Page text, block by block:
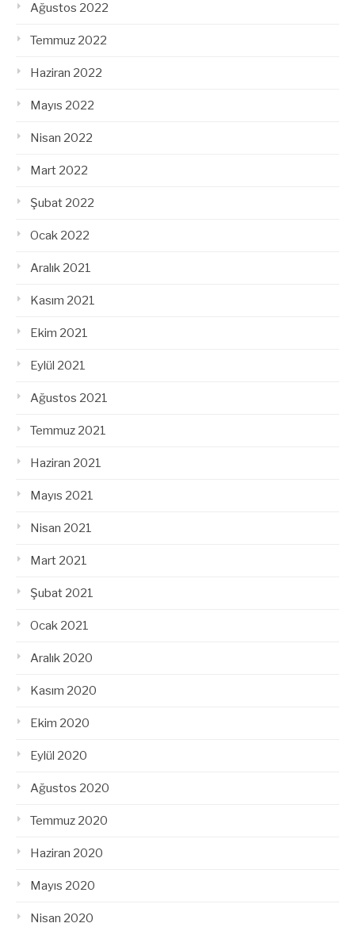
Ağustos 2022
Temmuz 2022
Haziran 2022
Mayıs 2022
Nisan 2022
Mart 2022
Şubat 2022
Ocak 2022
Aralık 2021
Kasım 2021
Ekim 2021
Eylül 2021
Ağustos 2021
Temmuz 2021
Haziran 2021
Mayıs 2021
Nisan 2021
Mart 2021
Şubat 2021
Ocak 2021
Aralık 2020
Kasım 2020
Ekim 2020
Eylül 2020
Ağustos 2020
Temmuz 2020
Haziran 2020
Mayıs 2020
Nisan 2020